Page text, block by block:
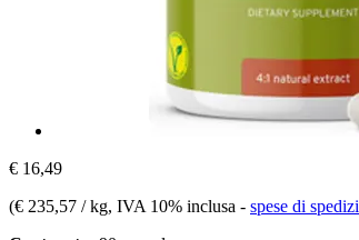
€ 16,49
(€ 235,57 / kg, IVA 10% inclusa - spese di